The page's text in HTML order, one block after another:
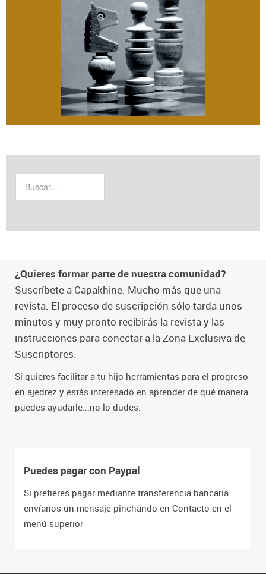
¿Quieres formar parte de nuestra comunidad?
Suscríbete a Capakhine. Mucho más que una
revista. El proceso de suscripción sólo tarda unos
minutos y muy pronto recibirás la revista y las
instrucciones para conectar a la Zona Exclusiva de
Suscriptores.
Si quieres facilitar a tu hijo herramientas para el progreso
en ajedrez y estás interesado en aprender de qué manera
puedes ayudarle...no lo dudes.
Puedes pagar con Paypal
Si prefieres pagar mediante transferencia bancaria
envíanos un mensaje pinchando en Contacto en el
menú superior